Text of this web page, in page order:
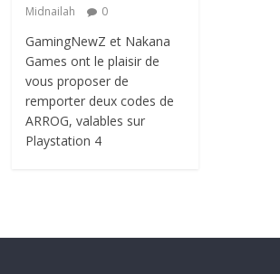
Midnailah
0
GamingNewZ et Nakana
Games ont le plaisir de
vous proposer de
remporter deux codes de
ARROG, valables sur
Playstation 4